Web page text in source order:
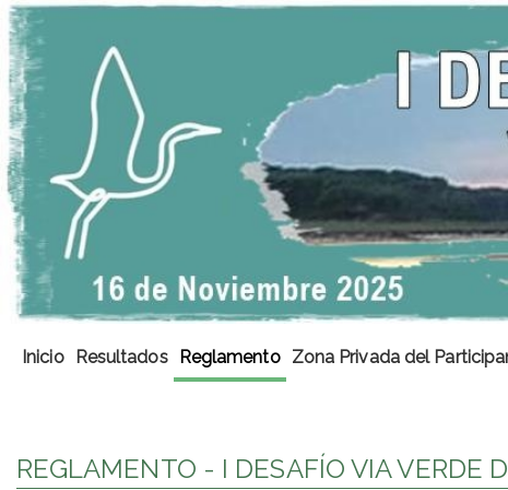
Inicio Resultados Reglamento Zona Privada del
REGLAMENTO - I DESAFÍO VIA VERDE